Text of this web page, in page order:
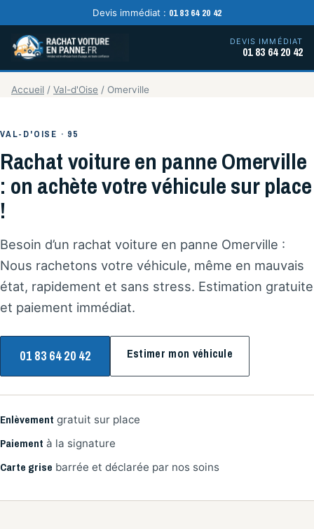
Devis immédiat : 01 83 64 20 42
DEVIS IMMÉDIAT
01 83 64 20 42
Accueil / Val-d'Oise / Omerville
VAL-D'OISE · 95
Rachat voiture en panne Omerville
: on achète votre véhicule sur place
!
Besoin d’un rachat voiture en panne Omerville :
Nous rachetons votre véhicule, même en mauvais
état, rapidement et sans stress. Estimation gratuite
et paiement immédiat.
01 83 64 20 42 Estimer mon véhicule
Enlèvement gratuit sur place
Paiement à la signature
Carte grise barrée et déclarée par nos soins